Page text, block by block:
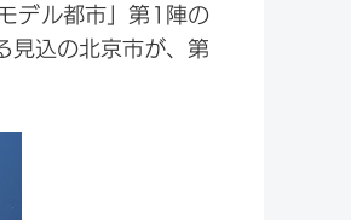
デル都市」第1陣の
込の北京市が、第